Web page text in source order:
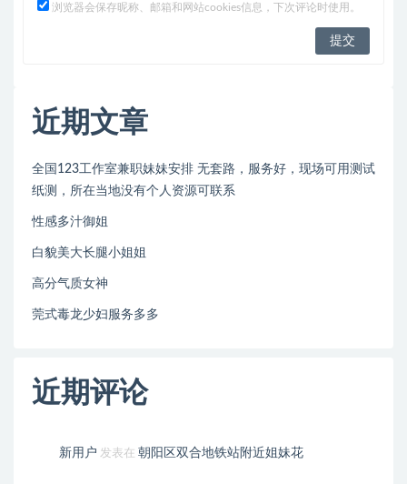
浏览器会保存昵称、邮箱和网站cookies信息，下次评论时使用。
近期文章
全国123工作室兼职妹妹安排 无套路，服务好，现场可用测试
纸测，所在当地没有个人资源可联系
性感多汁御姐
白貌美大长腿小姐姐
高分气质女神
莞式毒龙少妇服务多多
近期评论
新用户 发表在 朝阳区双合地铁站附近姐妹花